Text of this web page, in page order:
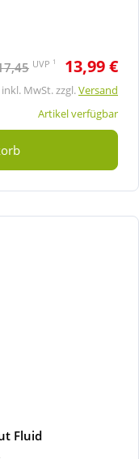
UVP 1 13,99 €
MwSt. zzgl.Versand
Artikel verfügbar
Fluid